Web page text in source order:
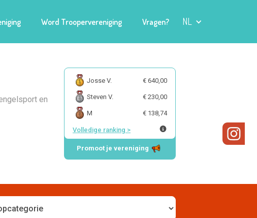
Word Troopervereniging Vragen? NL
en
Josse V. € 640,00
Steven V. € 230,00
M € 138,74
Volledige ranking >
Promoot je vereniging